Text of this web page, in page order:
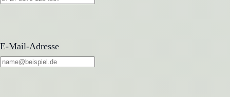
E-Mail-Adresse